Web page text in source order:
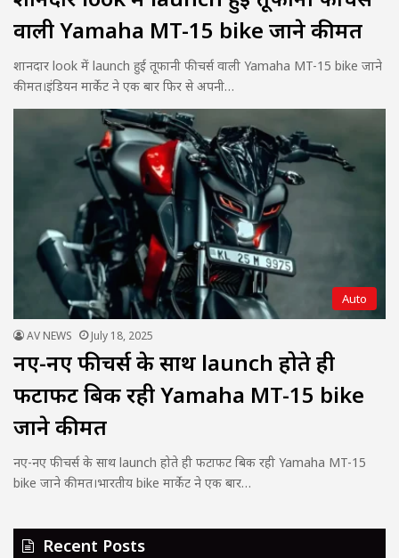
वाली Yamaha MT-15 bike जाने कीमत
शानदार look में launch हुई तूफानी फीचर्स वाली Yamaha MT-15 bike जाने
कीमत।इंडियन मार्केट ने एक बार फिर से अपनी…
Auto
AV NEWS July 18, 2025
नए-नए फीचर्स के साथ launch होते ही
फटाफट बिक रही Yamaha MT-15 bike
जाने कीमत
नए-नए फीचर्स के साथ launch होते ही फटाफट बिक रही Yamaha MT-15
bike जाने कीमत।भारतीय bike मार्केट ने एक बार…
Recent Posts